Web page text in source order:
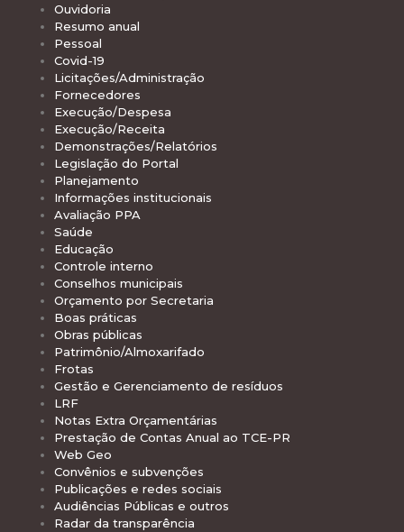
Ouvidoria
Resumo anual
Pessoal
Covid-19
Licitações/Administração
Fornecedores
Execução/Despesa
Execução/Receita
Demonstrações/Relatórios
Legislação do Portal
Planejamento
Informações institucionais
Avaliação PPA
Saúde
Educação
Controle interno
Conselhos municipais
Orçamento por Secretaria
Boas práticas
Obras públicas
Patrimônio/Almoxarifado
Frotas
Gestão e Gerenciamento de resíduos
LRF
Notas Extra Orçamentárias
Prestação de Contas Anual ao TCE-PR
Web Geo
Convênios e subvenções
Publicações e redes sociais
Audiências Públicas e outros
Radar da transparência